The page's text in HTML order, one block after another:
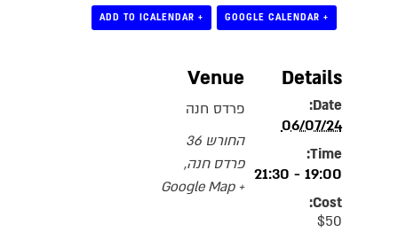
+ GOOGLE CALENDAR
+ ADD TO ICALENDAR
Details
Date:
06/07/24
Time:
19:00 - 21:30
Cost:
$50
Venue
פרדס חנה
החורש 36
פרדס חנה,
+ Google Map